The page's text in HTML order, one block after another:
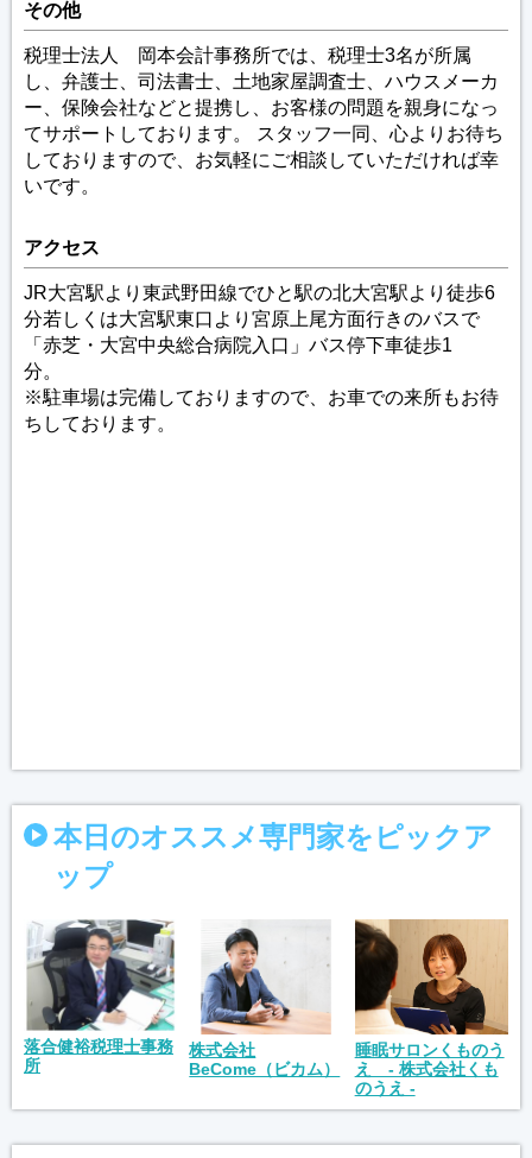
その他
税理士法人 岡本会計事務所では、税理士3名が所属
し、弁護士、司法書士、土地家屋調査士、ハウスメーカ
ー、保険会社などと提携し、お客様の問題を親身になっ
てサポートしております。 スタッフ一同、心よりお待ち
しておりますので、お気軽にご相談していただければ幸
いです。
アクセス
JR大宮駅より東武野田線でひと駅の北大宮駅より徒歩6
分若しくは大宮駅東口より宮原上尾方面行きのバスで
「赤芝・大宮中央総合病院入口」バス停下車徒歩1
分。
※駐車場は完備しておりますので、お車での来所もお待
ちしております。
本日のオススメ専門家をピックア
ップ
落合健裕税理士事務
所
株式会社
BeCome（ビカム）
睡眠サロンくものう
え - 株式会社くも
のうえ -